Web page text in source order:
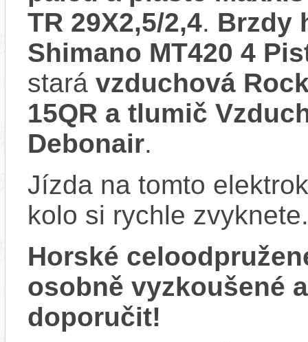
TR 29X2,5/2,4. Brzdy
Shimano MT420 4
stará vzduchová
15QR a tlumič
Debonair.
Jízda na tomto
kolo si rychle zvyknete.
Horské
osobně vyzkoušené
doporučit!